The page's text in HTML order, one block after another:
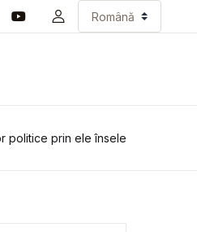
politice prin ele însele